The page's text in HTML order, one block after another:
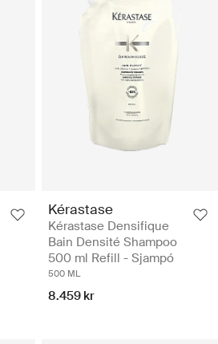
Kérastase
Kérastase Densifique
Bain Densité Shampoo
500 ml Refill - Sjampó
500 ML
8.459 kr